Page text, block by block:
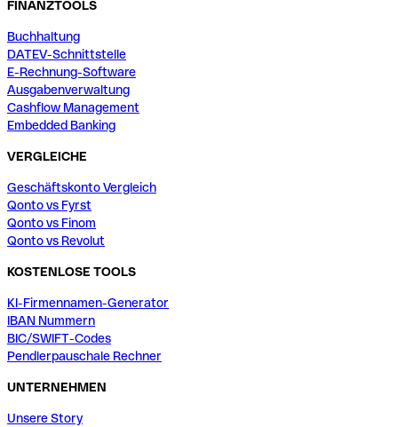
FINANZTOOLS
Buchhaltung
DATEV-Schnittstelle
E-Rechnung-Software
Ausgabenverwaltung
Cashflow Management
Embedded Banking
VERGLEICHE
Geschäftskonto Vergleich
Qonto vs Fyrst
Qonto vs Finom
Qonto vs Revolut
KOSTENLOSE TOOLS
KI-Firmennamen-Generator
IBAN Nummern
BIC/SWIFT-Codes
Pendlerpauschale Rechner
UNTERNEHMEN
Unsere Story